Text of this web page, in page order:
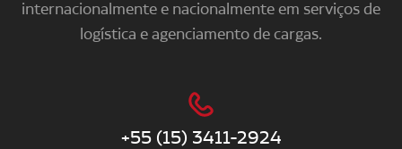
internacionalmente e nacionalmente em serviços de
logística e agenciamento de cargas.
+55 (15) 3411-2924